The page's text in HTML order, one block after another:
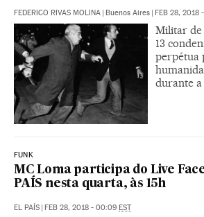
FEDERICO RIVAS MOLINA | Buenos Aires | FEB 28, 2018
Militar de
13
perpétua
durante
FUNK
MC Loma participa do Live
PAÍS nesta quarta, às 15h
EL PAÍS | FEB 28, 2018 - 00:09 EST